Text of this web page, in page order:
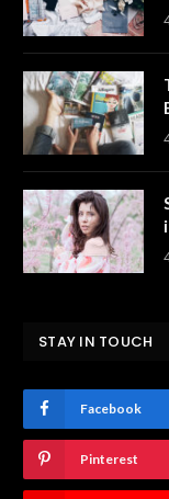
STAY IN TOUCH
Facebook
Pinterest